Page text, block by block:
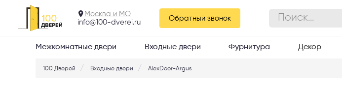
Москва и МО
info@100-dverei.ru
Обратный звонок
Межкомнатные двери Входные двери Фурнитура Декор
100 Дверей Входные двери AlexDoor-Argus